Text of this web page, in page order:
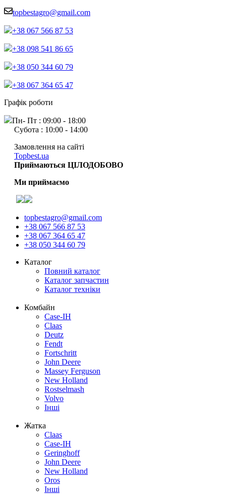
topbestagro@gmail.com
+38 067 566 87 53
+38 098 541 86 65
+38 050 344 60 79
+38 067 364 65 47
Графік роботи
Пн- Пт : 09:00 - 18:00
Субота : 10:00 - 14:00
Замовлення на сайті
Topbest.ua
Приймаються ЦІЛОДОБОВО
Ми приймаємо
topbestagro@gmail.com
+38 067 566 87 53
+38 067 364 65 47
+38 050 344 60 79
Каталог
Повний каталог
Каталог запчастин
Каталог техніки
Комбайн
Case-IH
Claas
Deutz
Fendt
Fortschritt
John Deere
Massey Ferguson
New Holland
Rostselmash
Volvo
Інші
Жатка
Claas
Case-IH
Geringhoff
John Deere
New Holland
Oros
Інші